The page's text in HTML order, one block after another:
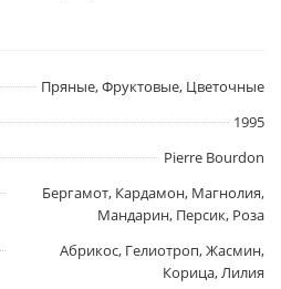
Пряные, Фруктовые, Цветочные
1995
Pierre Bourdon
Бергамот, Кардамон, Магнолия,
Мандарин, Персик, Роза
Абрикос, Гелиотроп, Жасмин,
Корица, Лилия